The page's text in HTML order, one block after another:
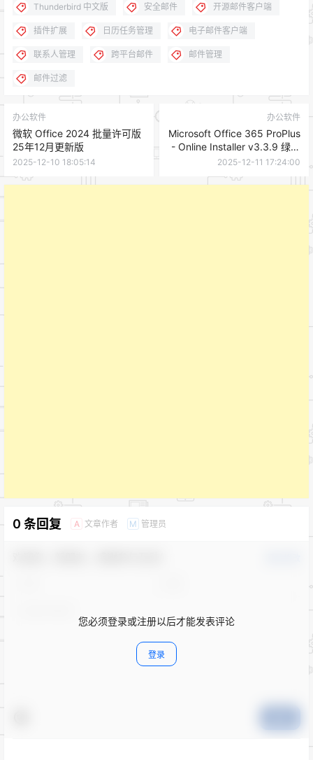
Thunderbird 中文版 安全邮件 开源邮件客户端
插件扩展 日历任务管理 电子邮件客户端
联系人管理 跨平台邮件 邮件管理
邮件过滤
办公软件
微软 Office 2024 批量许可版
25年12月更新版
2025-12-10 18:05:14
办公软件
Microsoft Office 365 ProPlus
- Online Installer v3.3.9 绿色
版
2025-12-11 17:24:00
0 条回复 A 文章作者 M 管理员
您必须登录或注册以后才能发表评论
登录